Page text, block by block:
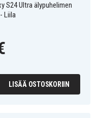
S24 Ultra älypuhelimen
Liila
LISÄÄ OSTOSKORIIN